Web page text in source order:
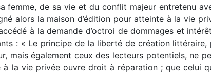
femme, de sa vie et du conflit majeur entretenu
alors la maison d’édition pour atteinte à la vie
à la demande d’octroi de dommages et
: « Le principe de la liberté de création
mais également ceux des lecteurs potentiels, ne
la vie privée ouvre droit à réparation ; que celui